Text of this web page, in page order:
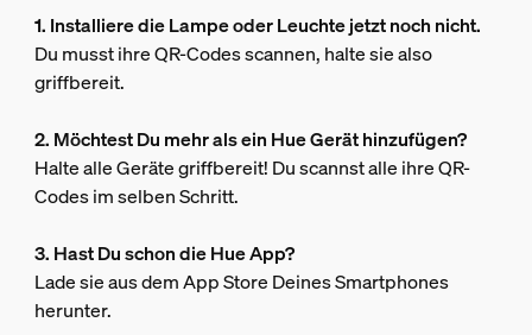
1. Installiere die Lampe oder Leuchte jetzt noch nicht.
Du musst ihre QR-Codes scannen, halte sie also
griffbereit.
2. Möchtest Du mehr als ein Hue Gerät hinzufügen?
Halte alle Geräte griffbereit! Du scannst alle ihre QR-
Codes im selben Schritt.
3. Hast Du schon die Hue App?
Lade sie aus dem App Store Deines Smartphones
herunter.